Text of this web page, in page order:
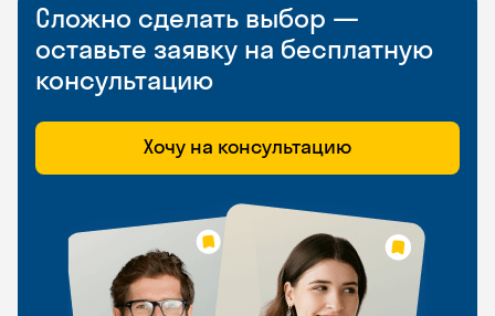
Сложно сделать выбор —
оставьте заявку на бесплатную
консультацию
Хочу на консультацию